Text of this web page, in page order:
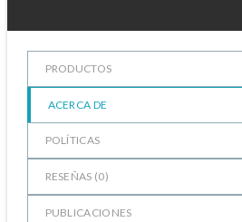
PRODUCTOS
ACERCA DE
POLÍTICAS
RESEÑAS (0)
PUBLICACIONES